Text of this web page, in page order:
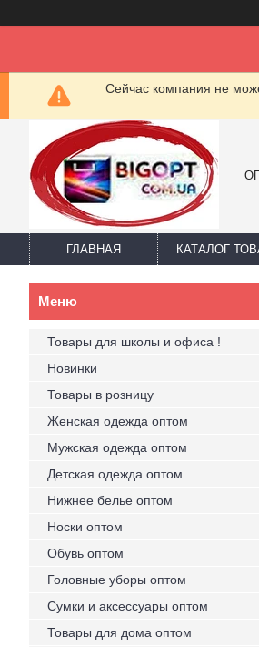
Сейчас компания не
ГЛАВНАЯ КАТАЛОГ
Товары для школы и офиса !
Новинки
Товары в розницу
Женская одежда оптом
Мужская одежда оптом
Детская одежда оптом
Нижнее белье оптом
Носки оптом
Обувь оптом
Головные уборы оптом
Сумки и аксессуары оптом
Товары для дома оптом